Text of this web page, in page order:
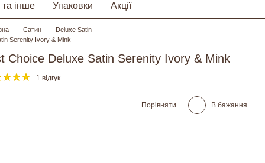
інше Упаковки Акції
Сатин
Deluxe Satin
Serenity Ivory & Mink
Choice Deluxe Satin Serenity Ivory & Mink
1 відгук
Порівняти В бажання